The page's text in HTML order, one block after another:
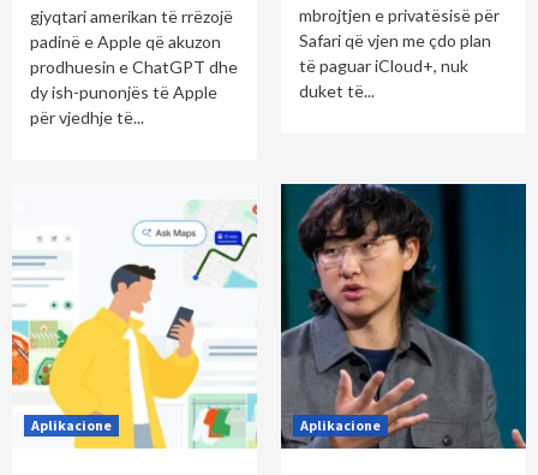
gjyqtari amerikan të rrëzojë
padinë e Apple që akuzon
prodhuesin e ChatGPT dhe
dy ish-punonjës të Apple
për vjedhje të...
mbrojtjen e privatësisë për
Safari që vjen me çdo plan
të paguar iCloud+, nuk
duket të...
Aplikacione Aplikacione